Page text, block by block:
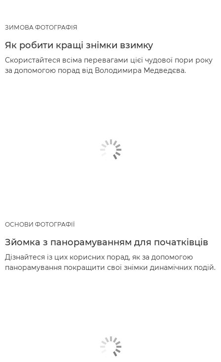
ЗИМОВА ФОТОГРАФІЯ
Як робити кращі знімки взимку
Скористайтеся всіма перевагами цієї чудової пори року
за допомогою порад від Володимира Медведєва.
ОСНОВИ ФОТОГРАФІЇ
Зйомка з панорамуванням для початківців
Дізнайтеся із цих корисних порад, як за допомогою
панорамування покращити свої знімки динамічних подій.